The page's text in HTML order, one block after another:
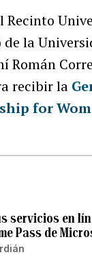
Recinto
de la
Román
recibir la
for
servicios en
Pass de